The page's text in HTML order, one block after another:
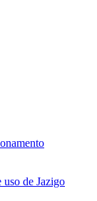
uso de Jazigo